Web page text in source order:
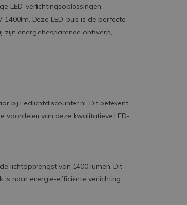
LED-verlichtingsoplossingen,
Deze LED-buis is de perfecte
zijn energiebesparende ontwerp,
bij Ledlichtdiscounter.nl. Dit betekent
voordelen van deze kwalitatieve LED-
lichtopbrengst van 1400 lumen. Dit
is naar energie-efficiënte verlichting